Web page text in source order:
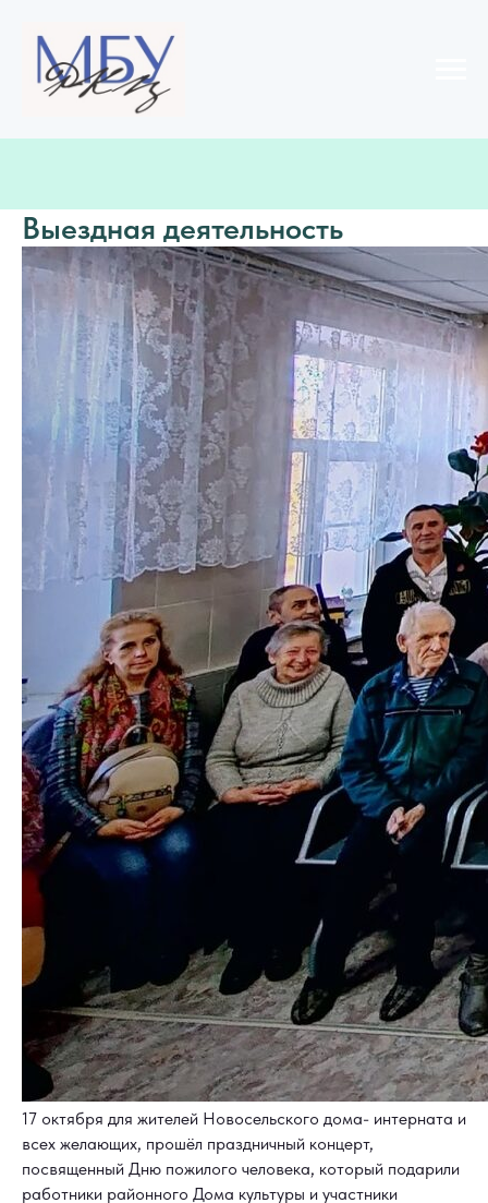
Выездная деятельность
17 октября для жителей Новосельского дома- интерната и
всех желающих, прошёл праздничный концерт,
посвященный Дню пожилого человека, который подарили
работники районного Дома культуры и участники